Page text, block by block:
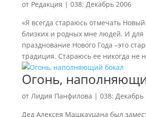
от Редакция | 038: Декабрь 2006
«Я всегда стараюсь отмечать Новый
близких и родных мне людей. И для
празднование Нового Года –это
традиция. Стараюсь ее никогда не
Огонь,
от Лидия Панфилова | 038: Декабрь
Дед Алексея Машкауцана был